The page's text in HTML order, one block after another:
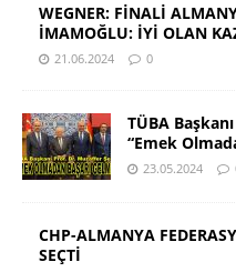
WEGNER: FİNALİ
İMAMOĞLU: İYİ OLAN
21.06.2024 0
TÜBA
“Emek
23.05.2024
CHP-ALMANYA
SEÇTİ